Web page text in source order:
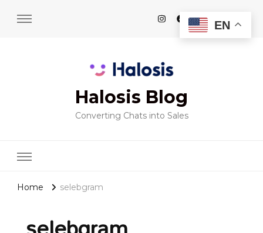
Halosis Blog
Converting Chats into Sales
Home selebgram
EN